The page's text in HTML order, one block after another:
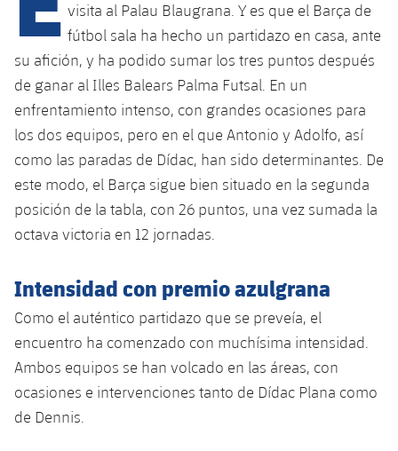
plusicon
más
Instalaciones
Spotify Camp Nou
Palau Blaugrana
Estadi Johan Cruyff
Barça Cafe
Ciutat Esportiva
La Masia
plusicon
más
Servicios
plusicon
más
Acreditaciones
SUB13
SUB12
SUB11 B
SUB10 A
SUB9 A
SUB9 B
SUB8 A
SUB13 B
SUB12 C
SUB11 C
Entradas
Gameday Shows
Resultados
Clasificación
Jugadores
Historia
Palmarés
Base
Barça Atlètic
Junior
Cadete A
Cadete B
Infantil A
Mini
Campus Verano
PLUSICON
MÁS
Primer Equipo
plusicon
más
Actualidad
Calendario
Entradas
Resultados
Clasificaciones
Jugadores
Fotos
Barça Atlètic
plusicon
más
Actualidad
Calendario
Resultados
Clasificaciones
Jugadores
Fotos
Base
plusicon
más
Juvenil
Cadete A
Cadete B
Infantil A
Primer equipo
Actualidad
Calendario
Barça Atlètic
plusicon
más
Actualidad
Base
plusicon
más
visita al Palau Blaugrana. Y es que el Barça de
fútbol sala ha hecho un partidazo en casa, ante
su afición, y ha podido sumar los tres puntos después
de ganar al Illes Balears Palma Futsal. En un
enfrentamiento intenso, con grandes ocasiones para
los dos equipos, pero en el que Antonio y Adolfo, así
como las paradas de Dídac, han sido determinantes. De
este modo, el Barça sigue bien situado en la segunda
posición de la tabla, con 26 puntos, una vez sumada la
octava victoria en 12 jornadas.
Intensidad con premio azulgrana
Como el auténtico partidazo que se preveía, el
encuentro ha comenzado con muchísima intensidad.
Ambos equipos se han volcado en las áreas, con
ocasiones e intervenciones tanto de Dídac Plana como
de Dennis.